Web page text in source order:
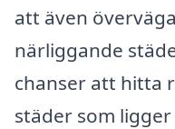
att även
närliggande
chanser att hitta
städer som